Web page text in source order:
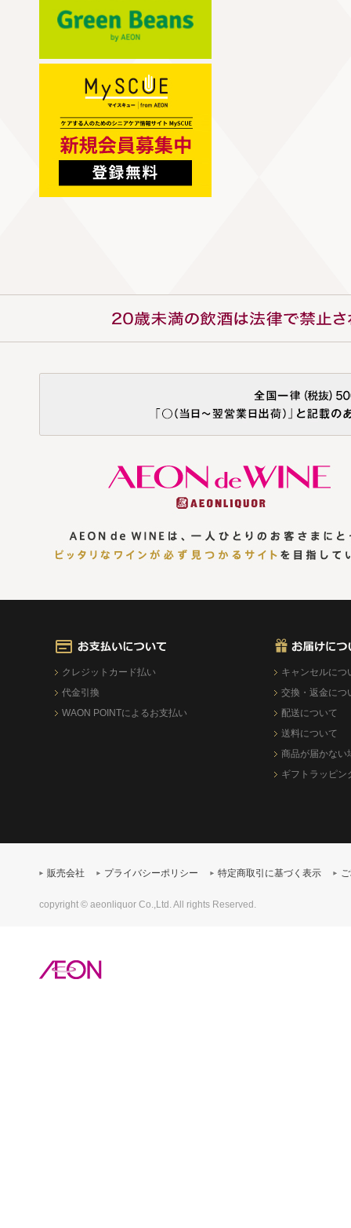
クレジットカード払い
代金引換
WAON POINTによるお支払い
キャンセルにつ
交換・返金につ
配送について
送料について
商品が届かない
ギフトラッピン
販売会社 プライバシーポリシー 特定商取引に基づく表示
copyright © aeonliquor Co.,Ltd. All rights Reserved.